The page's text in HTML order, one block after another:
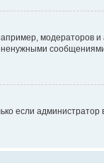
модераторов
если